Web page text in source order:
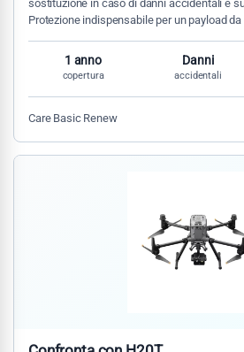
sostituzione in caso di danni accidentali e
Protezione indispensabile per un payload da
1 anno
copertura
Danni
accidentali
Care Basic Renew